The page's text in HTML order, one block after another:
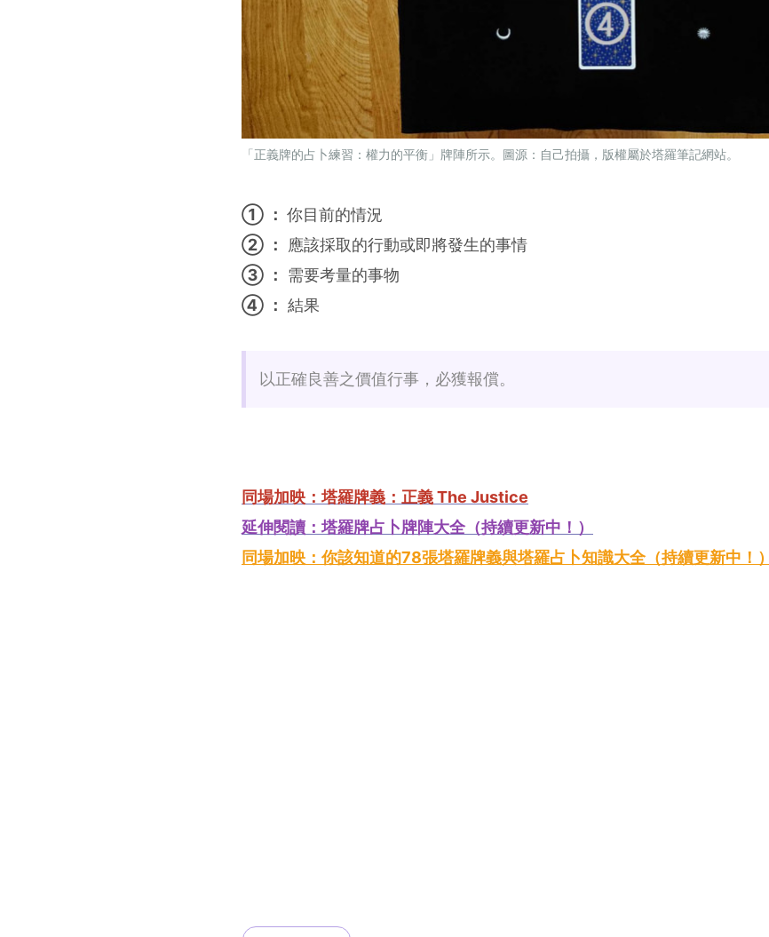
「正義牌的占卜練習：權力的平衡」牌陣所示。圖源：自己拍攝，版權屬於塔羅筆記網站。
① ： 你目前的情況
② ：
應該採取的行動或即將發生的事情
③ ：
需要考量的事物
④ ： 結果
以正確良善之價值行事，必獲報償。
同場加映：塔羅牌義：正義 The Justice
延伸閱讀：塔羅牌占卜牌陣大全（持續更新中！）
同場加映：你該知道的78張塔羅牌義與塔羅占卜知識大全（持續更新中！）